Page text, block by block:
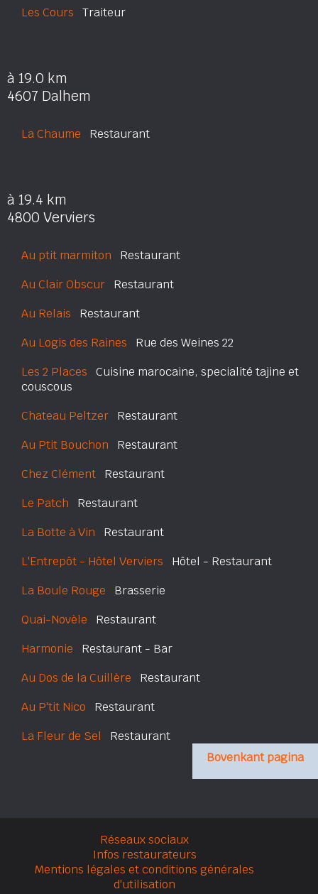
Les Cours Traiteur
à 19.0 km
4607 Dalhem
La Chaume Restaurant
à 19.4 km
4800 Verviers
Au ptit marmiton Restaurant
Au Clair Obscur Restaurant
Au Relais Restaurant
Au Logis des Raines Rue des Weines 22
Les 2 Places Cuisine marocaine, specialité tajine et
couscous
Chateau Peltzer Restaurant
Au Ptit Bouchon Restaurant
Chez Clément Restaurant
Le Patch Restaurant
La Botte à Vin Restaurant
L'Entrepôt - Hôtel Verviers Hôtel - Restaurant
La Boule Rouge Brasserie
Quai-Novèle Restaurant
Harmonie Restaurant - Bar
Au Dos de la Cuillère Restaurant
Au P'tit Nico Restaurant
La Fleur de Sel Restaurant
Bovenkant pagina
Réseaux sociaux
Infos restaurateurs
Mentions légales et conditions générales
d'utilisation